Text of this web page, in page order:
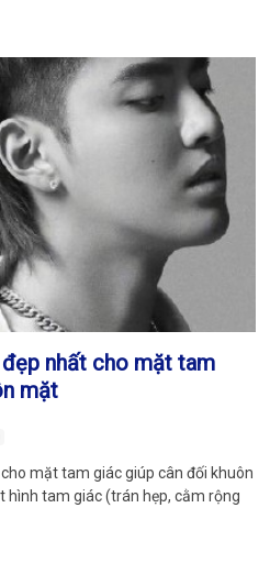
nhất cho mặt tam
mặt
mặt tam giác giúp cân đối khuôn
hình tam giác (trán hẹp, cằm rộng